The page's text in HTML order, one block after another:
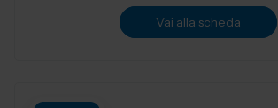
Vai alla scheda